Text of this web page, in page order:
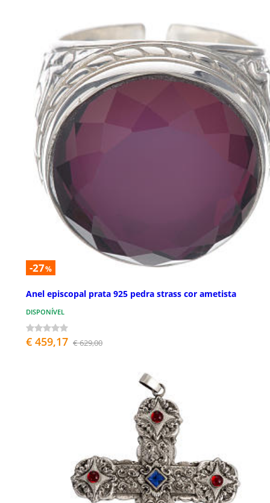
-27%
Anel episcopal prata 925 pedra strass cor ametista
DISPONÍVEL
€ 459,17 € 629,00